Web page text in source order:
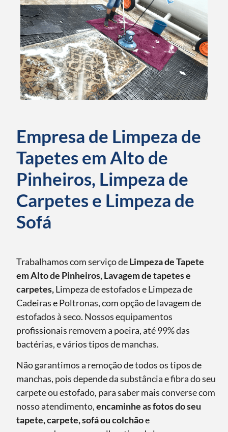
Empresa de Limpeza de
Tapetes em Alto de
Pinheiros, Limpeza de
Carpetes e Limpeza de
Sofá
Trabalhamos com serviço deLimpeza de Tapete
em Alto de Pinheiros, Lavagem de tapetes e
carpetes,Limpeza de estofados e Limpeza de
Cadeiras e Poltronas, com opção de lavagem de
estofados à seco. Nossos equipamentos
profissionais removem a poeira, até 99% das
bactérias, e vários tipos de manchas.
Não garantimos a remoção de todos os tipos de
manchas, pois depende da substância e fibra do seu
carpete ou estofado, para saber mais converse com
nosso atendimento,encaminhe as fotos do seu
tapete, carpete, sofá ou colchãoe